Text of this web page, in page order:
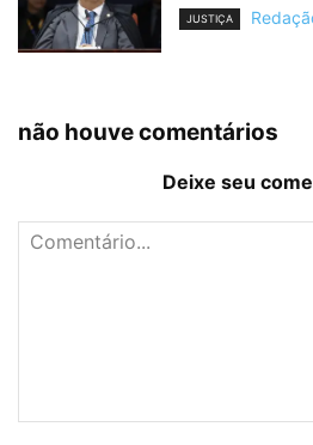
JUSTIÇA
não houve comentários
Deixe seu